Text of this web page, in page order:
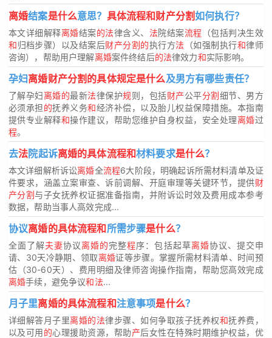
离婚结案是什么意思？ 具体流程和财产分割如何执行？
本文详细解释离婚结案的法律含义、 法院结案流程 （包括判决生效
和归档步骤）以及结案后财产分割的执行方法 （如强制执行和律师
咨询），帮助用户理解离婚案件终结后的法律效力和实际影响。
孕妇离婚财产分割的具体规定是什么及男方有哪些责任？
了解孕妇离婚的最新法律保护规则，包括财产公平分割细节、男方
必须承担的抚养义务和经济补偿，以及胎儿权益保障措施。本指南
提供专业解释和操作建议，帮助您维护自身权益，安全处理离婚过
程。
去法院起诉离婚的具体流程和材料要求是什么？
本文详细解析诉讼离婚全流程6大阶段，明确起诉所需材料清单及证
件要求，涵盖立案审查、诉前调解、开庭审理等关键环节，提供财
产分割与子女抚养权证据准备指南，并附诉讼时效及费用成本参考
数据，帮助当事人高效完成...
协议离婚的具体流程和所需步骤是什么？
全面了解夫妻协议离婚的完整程序：包括起草离婚协议、提交申
请、30天冷静期、领取离婚证等步骤。掌握所需材料清单、时间预
估（30-60天）、费用明细及律师咨询操作指南，帮助您高效完成
离婚手续，避免争议和法...
月子里离婚的具体流程和注意事项是什么？
详细解答月子里离婚的法律步骤、如何争取孩子抚养权和抚养费，
以及可用的心理援助资源，帮助产后女性在特殊时期维护权益，优